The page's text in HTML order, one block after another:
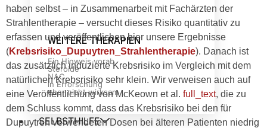
WEITERE THERAPIEN
Ein Hinweis vorab
Steroide
NAC
in Erforschung
eher nicht wirksam
SELBSTHILFE
haben selbst – in Zusammenarbeit mit Fachärzten der
Strahlentherapie – versucht dieses Risiko quantitativ zu
erfassen und veröffentlichen hier unsere Ergebnisse
(Krebsrisiko_Dupuytren_Strahlentherapie). Danach ist
das zusätzlich induzierte Krebsrisiko im Vergleich mit dem
natürlichen Krebsrisiko sehr klein. Wir verweisen auch auf
eine Veröffentlichung von McKeown et al. full_text, die zu
dem Schluss kommt, dass das Krebsrisiko bei den für
Dupuytren verwendeten Dosen bei älteren Patienten niedrig